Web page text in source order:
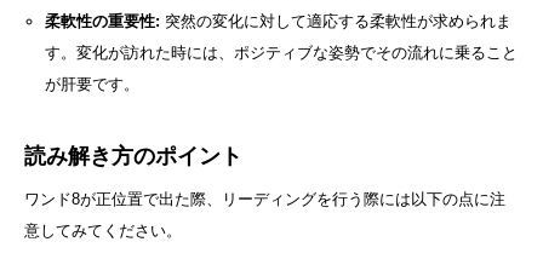
柔軟性の重要性: 突然の変化に対して適応する柔軟性が求められま
す。変化が訪れた時には、ポジティブな姿勢でその流れに乗ること
が肝要です。
読み解き方のポイント
ワンド8が正位置で出た際、リーディングを行う際には以下の点に注
意してみてください。